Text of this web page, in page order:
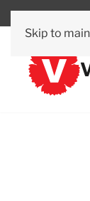
Skip to